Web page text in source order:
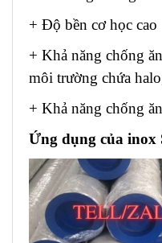
+ Độ bền cơ học cao
+ Khả năng chống
môi trường chứa
+ Khả năng chống
Ứng dụng của inox